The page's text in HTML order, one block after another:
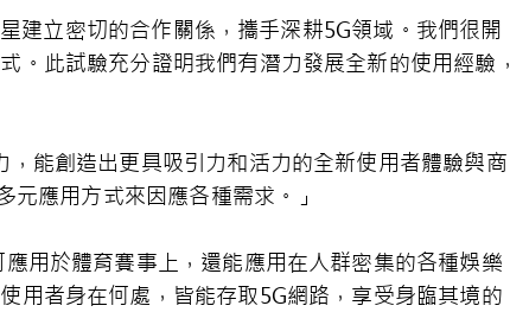
建立密切的合作關係，攜手深耕5G領域。我們很開
。此試驗充分證明我們有潛力發展全新的使用經驗，
能創造出更具吸引力和活力的全新使用者體驗與商
應用方式來因應各種需求。」
用於體育賽事上，還能應用在人群密集的各種娛樂
用者身在何處，皆能存取5G網路，享受身臨其境的